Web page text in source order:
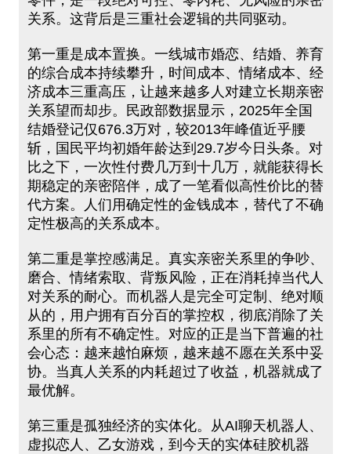
关系。这背后是三重社会逻辑的共同驱动。
第一重是成本置换。一线城市婚恋、结婚、养育
的综合成本持续攀升，时间成本、情绪成本、经
济成本三重高压，让越来越多人对建立长期亲密
关系望而却步。民政部数据显示，2025年全国
结婚登记仅676.3万对，较2013年峰值近乎腰
斩，国民平均初婚年龄达到29.7岁今日头条。对
比之下，一次性付费几万到十几万，就能获得长
期稳定的亲密陪伴，成了一笔看似高性价比的替
代方案。人们用确定性的金钱成本，替代了不确
定性极高的关系成本。
第二重是掌控感满足。真实亲密关系里的争吵、
磨合、情绪索取、背叛风险，正在消耗掉当代人
对关系的耐心。而机器人是完全可定制、绝对顺
从的，用户拥有百分百的掌控权，彻底消除了关
系里的所有不确定性。对应的正是当下普遍的社
会心态：越来越怕麻烦，越来越不愿在关系中妥
协。当真人关系的内耗超过了收益，机器就成了
最优解。
第三重是孤独经济的实体化。从AI聊天机器人、
虚拟恋人、乙女游戏，到今天的实体硅胶机器